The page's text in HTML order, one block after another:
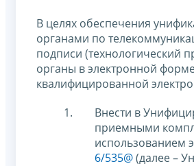
В целях обеспечения
органами по
подписи (технологический
органы в электронной
квалифицированной
Внести в
приемными
использованием
6/535@(далее –